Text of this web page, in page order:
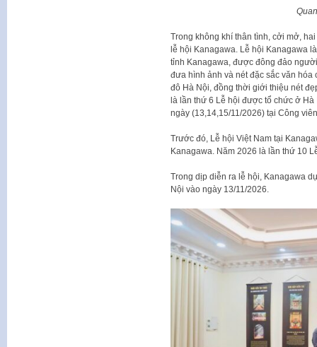
Trong không khí thân tình, cởi mở,
lễ hội Kanagawa. Lễ hội Kanagawa
tỉnh Kanagawa, được đông đảo
đưa hình ảnh và nét đặc sắc văn
đô Hà Nội, đồng thời giới thiệu nét
là lần thứ 6 Lễ hội được tổ chức ở
ngày (13,14,15/11/2026) tại Công
Trước đó, Lễ hội Việt Nam tại
Kanagawa. Năm 2026 là lần thứ 10
Trong dịp diễn ra lễ hội, Kanagawa
Nội vào ngày 13/11/2026.